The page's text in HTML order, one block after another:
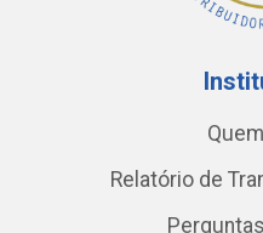
Relatório de